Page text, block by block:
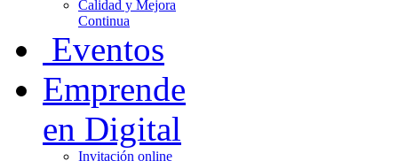
Calidad y Mejora
Continua
Eventos
Emprende
en Digital
Invitación online